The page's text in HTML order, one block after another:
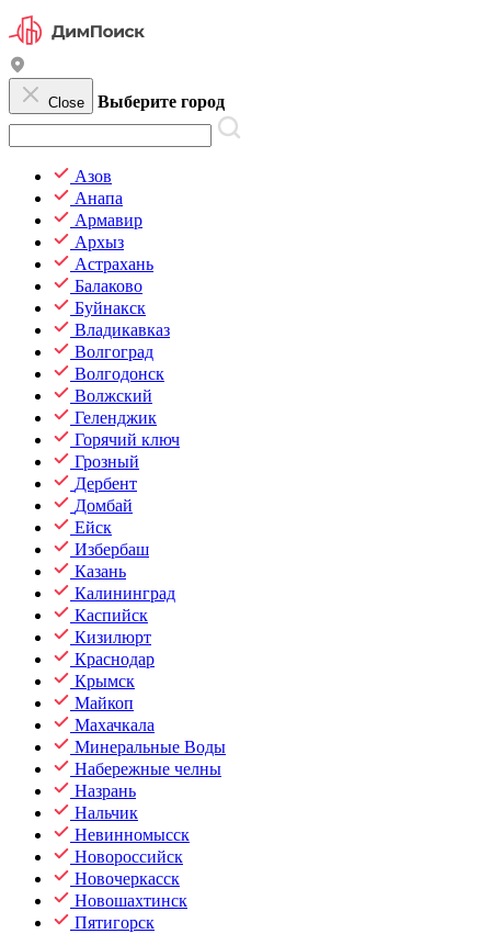
Close Выберите город
Азов
Анапа
Армавир
Архыз
Астрахань
Балаково
Буйнакск
Владикавказ
Волгоград
Волгодонск
Волжский
Геленджик
Горячий ключ
Грозный
Дербент
Домбай
Ейск
Избербаш
Казань
Калининград
Каспийск
Кизилюрт
Краснодар
Крымск
Майкоп
Махачкала
Минеральные Воды
Набережные челны
Назрань
Нальчик
Невинномысск
Новороссийск
Новочеркасск
Новошахтинск
Пятигорск